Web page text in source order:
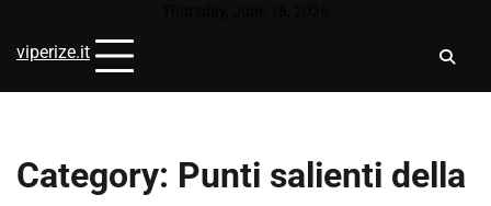
content
viperize.it
Category: Punti salienti della